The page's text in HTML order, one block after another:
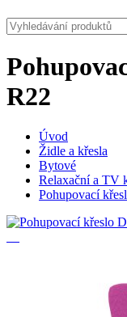
R22
Úvod
Židle a křesla
Bytové
Relaxační a TV
Pohupovací